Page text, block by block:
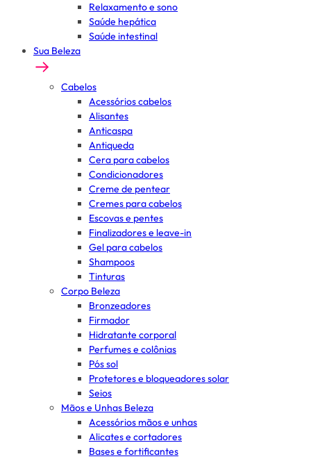
Relaxamento e sono
Saúde hepática
Saúde intestinal
Sua Beleza
Cabelos
Acessórios cabelos
Alisantes
Anticaspa
Antiqueda
Cera para cabelos
Condicionadores
Creme de pentear
Cremes para cabelos
Escovas e pentes
Finalizadores e leave-in
Gel para cabelos
Shampoos
Tinturas
Corpo Beleza
Bronzeadores
Firmador
Hidratante corporal
Perfumes e colônias
Pós sol
Protetores e bloqueadores solar
Seios
Mãos e Unhas Beleza
Acessórios mãos e unhas
Alicates e cortadores
Bases e fortificantes